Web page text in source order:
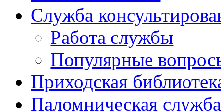
Служба
Работа службы
Популярные
Приходская
Паломническая служба